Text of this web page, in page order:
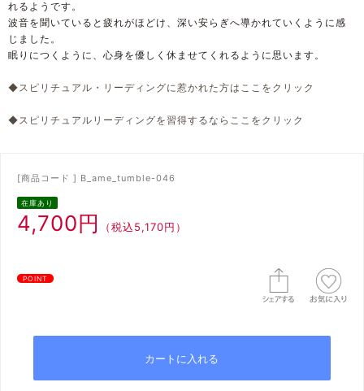
れるようです。
波音を聞いていると疲れがほどけ、深い安らぎへ導かれていくように感
じました。
眠りにつくように、心身を優しく休ませてくれるように思います。
◆スピリチュアル・リーディングに惹かれた方はここをクリック
◆スピリチュアルリーディングを習得するならここをクリック
[商品コード ] B_ame_tumble-046
在庫あり
4,700円 （税込5,170円）
POINT